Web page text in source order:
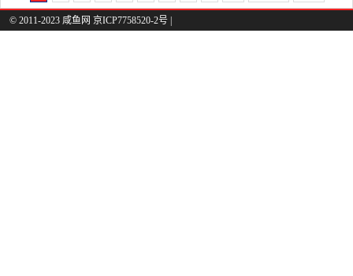
© 2011-2023 咸鱼网 京ICP7758520-2号 |